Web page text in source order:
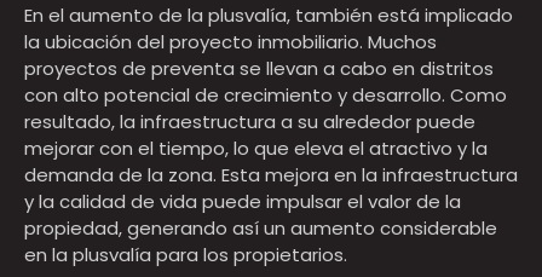
En el aumento de la plusvalía, también está implicado
la ubicación del proyecto inmobiliario. Muchos
proyectos de preventa se llevan a cabo en distritos
con alto potencial de crecimiento y desarrollo. Como
resultado, la infraestructura a su alrededor puede
mejorar con el tiempo, lo que eleva el atractivo y la
demanda de la zona. Esta mejora en la infraestructura
y la calidad de vida puede impulsar el valor de la
propiedad, generando así un aumento considerable
en la plusvalía para los propietarios.